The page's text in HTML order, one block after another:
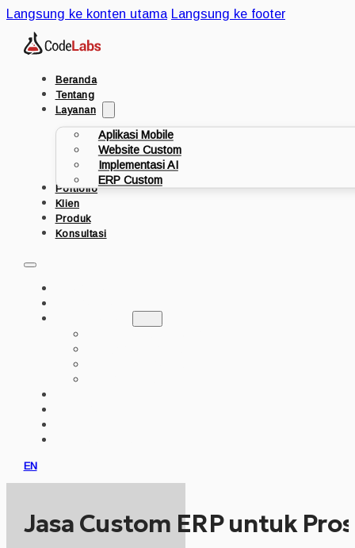
Langsung ke konten utama Langsung ke footer
Beranda
Tentang
Layanan
Aplikasi Mobile
Website Custom
Implementasi AI
ERP Custom
Portfolio
Klien
Produk
Konsultasi
EN
Jasa Custom ERP untuk